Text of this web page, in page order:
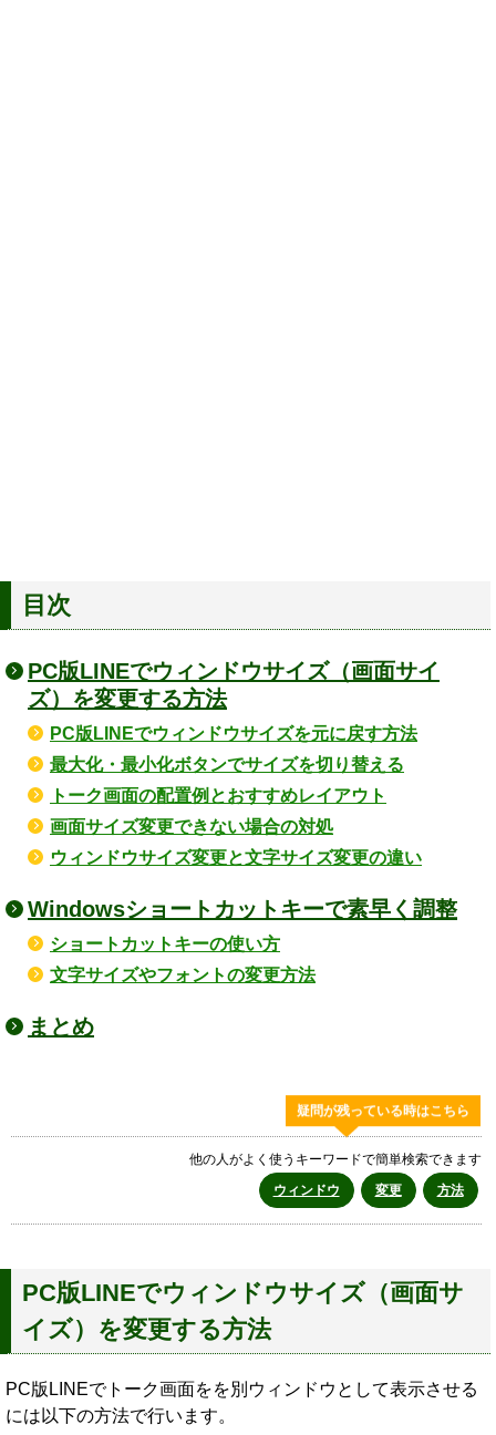
目次
PC版LINEでウィンドウサイズ（画面サイ
ズ）を変更する方法
PC版LINEでウィンドウサイズを元に戻す方法
最大化・最小化ボタンでサイズを切り替える
トーク画面の配置例とおすすめレイアウト
画面サイズ変更できない場合の対処
ウィンドウサイズ変更と文字サイズ変更の違い
Windowsショートカットキーで素早く調整
ショートカットキーの使い方
文字サイズやフォントの変更方法
まとめ
疑問が残っている時はこちら
他の人がよく使うキーワードで簡単検索できます
ウィンドウ
変更 方法
PC版LINEでウィンドウサイズ（画面サ
イズ）を変更する方法
PC版LINEでトーク画面をを別ウィンドウとして表示させる
には以下の方法で行います。